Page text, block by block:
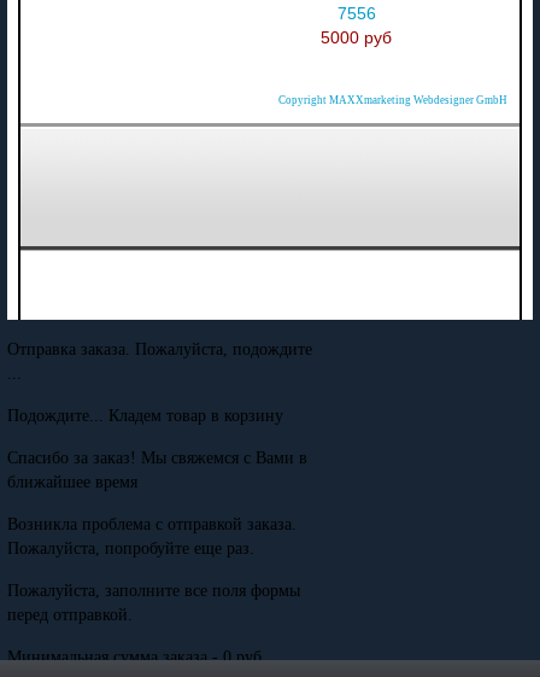
7556
5000 руб
Copyright MAXXmarketing Webdesigner GmbH
Отправка заказа. Пожалуйста, подождите
...
Подождите... Кладем товар в корзину
Спасибо за заказ! Мы свяжемся с Вами в
ближайшее время
Возникла проблема с отправкой заказа.
Пожалуйста, попробуйте еще раз.
Пожалуйста, заполните все поля формы
перед отправкой.
Минимальная сумма заказа - 0 руб.